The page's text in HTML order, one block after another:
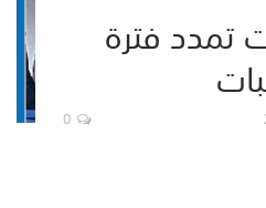
تمدد فترة
0